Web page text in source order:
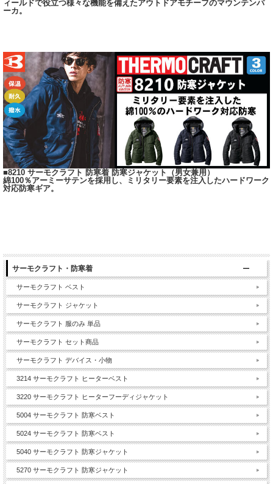
ィールドで役立つ様々な機能を備えたアウトドアモチーフのマウンテンパ
ーカ。
■8210 サーモクラフト 防寒着 防寒ジャケット（男女兼用）
綿100％アーミーサテンを採用し、ミリタリー要素を注入したハードワーク
対応防寒ギア。
サーモクラフト・防寒着
サーモクラフト ベスト
サーモクラフト ジャケット
サーモクラフト 服のみ 単品
サーモクラフト セット商品
サーモクラフト デバイス・小物
3214 サーモクラフト ヒーターベスト
3220 サーモクラフト ヒーターフーディジャケット
5004 サーモクラフト 防寒ベスト
5024 サーモクラフト 防寒ベスト
5040 サーモクラフト 防寒ジャケット
5270 サーモクラフト 防寒ジャケット